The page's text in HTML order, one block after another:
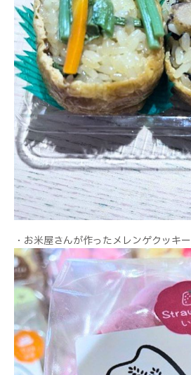
・お米屋さんが作ったメレンゲクッキー